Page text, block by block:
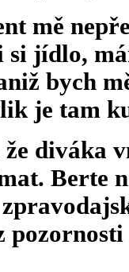
mě
si jídlo,
bych
je tam
diváka
Berte